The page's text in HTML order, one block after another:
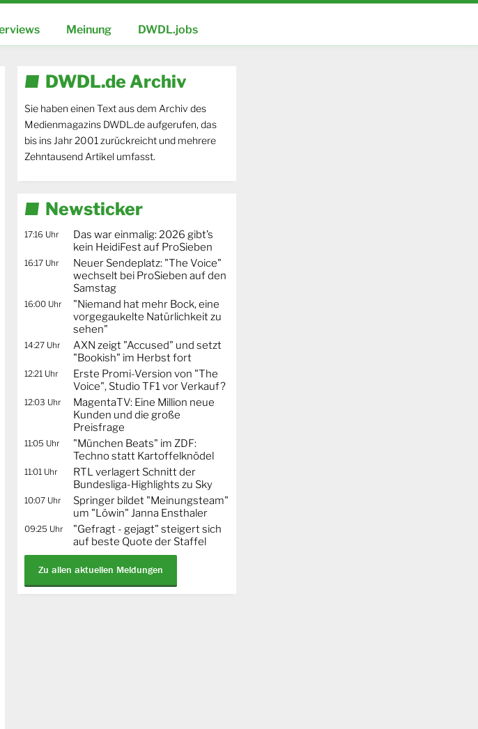
Meinung DWDL.jobs
DWDL.de Archiv
Sie haben einen Text aus dem Archiv des
Medienmagazins DWDL.de aufgerufen, das
bis ins Jahr 2001 zurückreicht und mehrere
Zehntausend Artikel umfasst.
Newsticker
17:16 Uhr
Das war einmalig: 2026 gibt’s
kein HeidiFest auf ProSieben
16:17 Uhr
Neuer Sendeplatz: "The Voice"
wechselt bei ProSieben auf den
Samstag
16:00 Uhr
"Niemand hat mehr Bock, eine
vorgegaukelte Natürlichkeit zu
sehen"
14:27 Uhr
AXN zeigt "Accused" und setzt
"Bookish" im Herbst fort
12:21 Uhr
Erste Promi-Version von "The
Voice", Studio TF1 vor Verkauf?
12:03 Uhr
MagentaTV: Eine Million neue
Kunden und die große
Preisfrage
11:05 Uhr
"München Beats" im ZDF:
Techno statt Kartoffelknödel
11:01 Uhr
RTL verlagert Schnitt der
Bundesliga-Highlights zu Sky
10:07 Uhr
Springer bildet "Meinungsteam"
um "Löwin" Janna Ensthaler
09:25 Uhr
"Gefragt - gejagt" steigert sich
auf beste Quote der Staffel
Zu allen aktuellen Meldungen